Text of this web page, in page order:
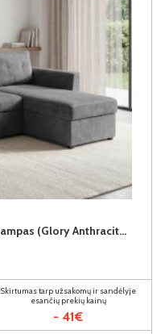
NEW NEESON (III gr.) minkštas kampas (Glory Anthracite-18)
Skirtumas tarp užsakomų ir sandėlyje
esančių prekių kainų
- 41€